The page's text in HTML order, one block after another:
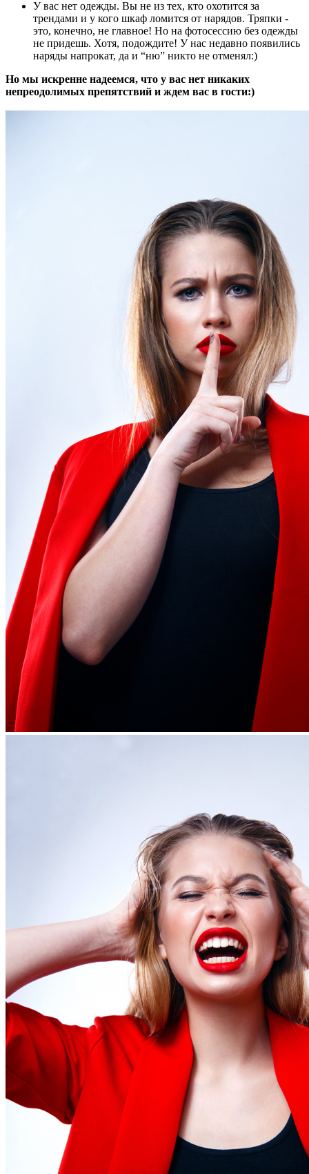
У вас нет одежды. Вы не из тех, кто охотится за
трендами и у кого шкаф ломится от нарядов. Тряпки -
это, конечно, не главное! Но на фотосессию без одежды
не придешь. Хотя, подождите! У нас недавно появились
наряды напрокат, да и “ню” никто не отменял:)
Но мы искренне надеемся, что у вас нет никаких
непреодолимых препятствий и ждем вас в гости:)